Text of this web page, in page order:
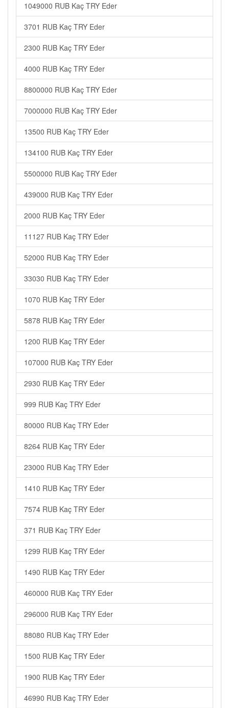
1049000 RUB Kaç TRY Eder
3701 RUB Kaç TRY Eder
2300 RUB Kaç TRY Eder
4000 RUB Kaç TRY Eder
8800000 RUB Kaç TRY Eder
7000000 RUB Kaç TRY Eder
13500 RUB Kaç TRY Eder
134100 RUB Kaç TRY Eder
5500000 RUB Kaç TRY Eder
439000 RUB Kaç TRY Eder
2000 RUB Kaç TRY Eder
11127 RUB Kaç TRY Eder
52000 RUB Kaç TRY Eder
33030 RUB Kaç TRY Eder
1070 RUB Kaç TRY Eder
5878 RUB Kaç TRY Eder
1200 RUB Kaç TRY Eder
107000 RUB Kaç TRY Eder
2930 RUB Kaç TRY Eder
999 RUB Kaç TRY Eder
80000 RUB Kaç TRY Eder
8264 RUB Kaç TRY Eder
23000 RUB Kaç TRY Eder
1410 RUB Kaç TRY Eder
7574 RUB Kaç TRY Eder
371 RUB Kaç TRY Eder
1299 RUB Kaç TRY Eder
1490 RUB Kaç TRY Eder
460000 RUB Kaç TRY Eder
296000 RUB Kaç TRY Eder
88080 RUB Kaç TRY Eder
1500 RUB Kaç TRY Eder
1900 RUB Kaç TRY Eder
46990 RUB Kaç TRY Eder